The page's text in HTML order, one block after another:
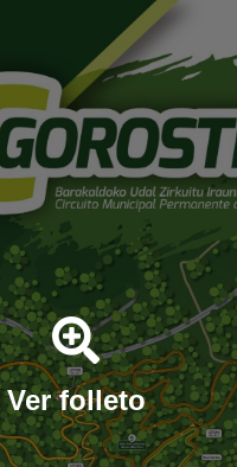
Ver folleto